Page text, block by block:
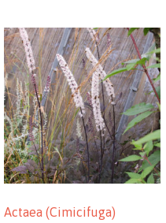
Actaea (Cimicifuga)